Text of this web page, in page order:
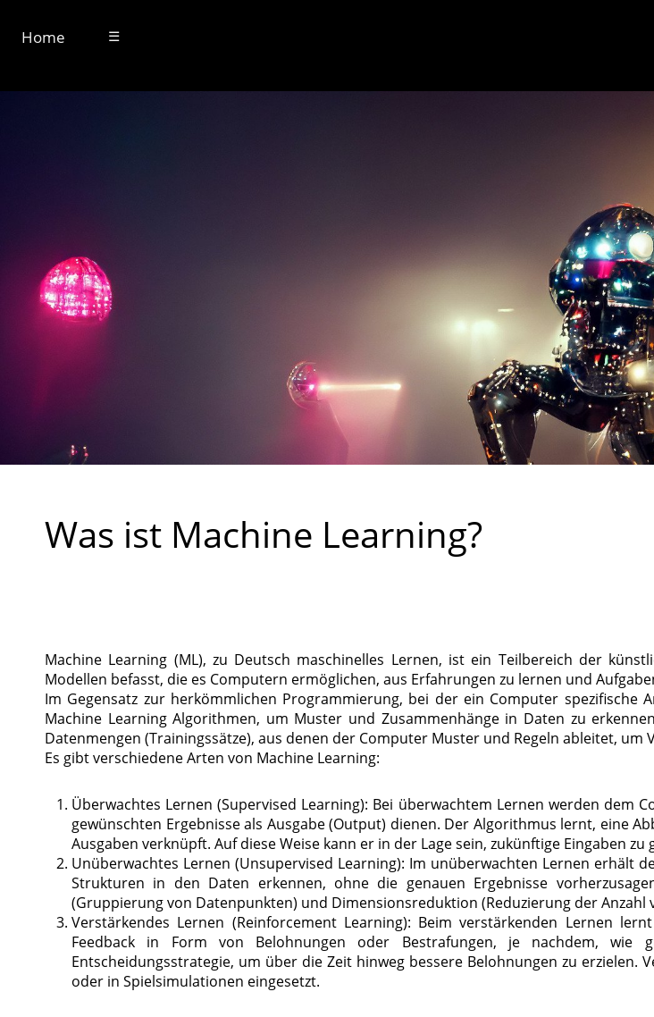
Home ☰
Was ist Machine Learning?
Machine Learning (ML), zu Deutsch maschinelles Lernen, ist ein Teilbereich der
Modellen befasst, die es Computern ermöglichen, aus Erfahrungen zu lernen und
Im Gegensatz zur herkömmlichen Programmierung, bei der ein Computer
Machine Learning Algorithmen, um Muster und Zusammenhänge in Daten zu
Datenmengen (Trainingssätze), aus denen der Computer Muster und Regeln ableitet,
Es gibt verschiedene Arten von Machine Learning:
Überwachtes Lernen (Supervised Learning): Bei überwachtem Lernen werden dem
gewünschten Ergebnisse als Ausgabe (Output) dienen. Der Algorithmus lernt, eine
Ausgaben verknüpft. Auf diese Weise kann er in der Lage sein, zukünftige Eingaben
Unüberwachtes Lernen (Unsupervised Learning): Im unüberwachten Lernen erhält
Strukturen in den Daten erkennen, ohne die genauen Ergebnisse
(Gruppierung von Datenpunkten) und Dimensionsreduktion (Reduzierung der Anzahl
Verstärkendes Lernen (Reinforcement Learning): Beim verstärkenden Lernen
Feedback in Form von Belohnungen oder Bestrafungen, je nachdem,
Entscheidungsstrategie, um über die Zeit hinweg bessere Belohnungen zu
oder in Spielsimulationen eingesetzt.